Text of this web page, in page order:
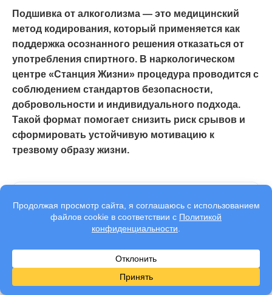
Подшивка от алкоголизма — это медицинский
метод кодирования, который применяется как
поддержка осознанного решения отказаться от
употребления спиртного. В наркологическом
центре «Станция Жизни» процедура проводится с
соблюдением стандартов безопасности,
добровольности и индивидуального подхода.
Такой формат помогает снизить риск срывов и
сформировать устойчивую мотивацию к
трезвому образу жизни.
Написала: Балабан Игорь Вячеславович
Врач-нарколог
Проверил: Яковлев Павел Игоревич